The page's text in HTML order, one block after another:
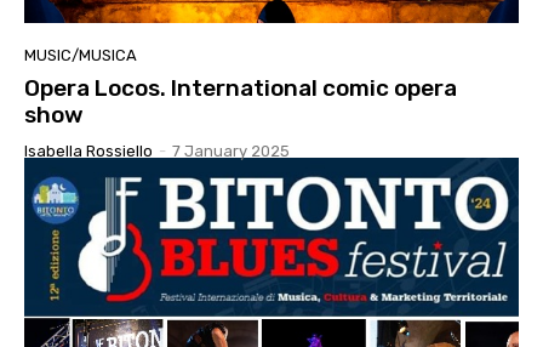
MUSIC/MUSICA
Opera Locos. International comic opera
show
Isabella Rossiello - 7 January 2025